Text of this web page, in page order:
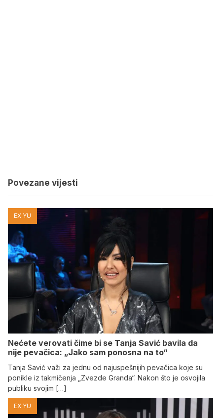
Povezane vijesti
EX YU
Nećete verovati čime bi se Tanja Savić bavila da
nije pevačica: „Jako sam ponosna na to“
Tanja Savić važi za jednu od najuspešnijih pevačica koje su
ponikle iz takmičenja „Zvezde Granda“. Nakon što je osvojila
publiku svojim […]
EX YU